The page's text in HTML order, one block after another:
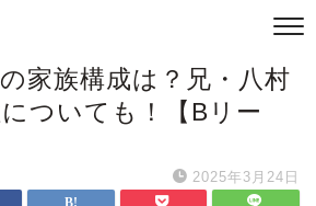
家族構成は？兄・八村
ついても！【Bリー
2025年3月24日